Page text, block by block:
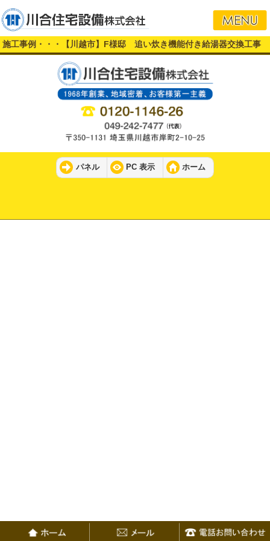
施工事例・・・【川越市】F様邸 追い炊き機能付き給湯器交換工事
パネル PC 表示 ホーム